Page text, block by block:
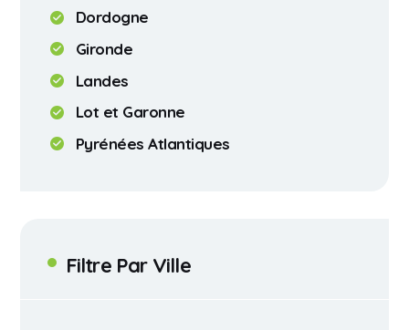
Dordogne
Gironde
Landes
Lot et Garonne
Pyrénées Atlantiques
Filtre Par Ville